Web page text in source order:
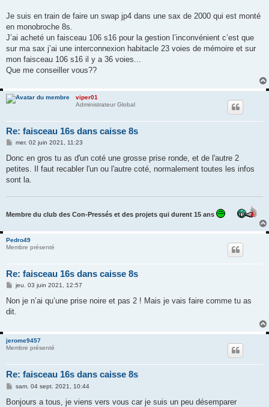
g
Je suis en train de faire un swap jp4 dans une sax de 2000 qui est monté
en monobroche 8s.
J’ai acheté un faisceau 106 s16 pour la gestion l’inconvénient c’est que
sur ma sax j’ai une interconnexion habitacle 23 voies de mémoire et sur
mon faisceau 106 s16 il y a 36 voies...
Que me conseiller vous??
viper01
Administrateur Global
Re: faisceau 16s dans caisse 8s
M
s
a
g
mer. 02 juin 2021, 11:23
Donc en gros tu as d'un coté une grosse prise ronde, et de l'autre 2
petites. Il faut recabler l'un ou l'autre coté, normalement toutes les infos
sont la.
Membre du club des Con-Pressés et des projets qui durent 15 ans
Pedro49
Membre présenté
Re: faisceau 16s dans caisse 8s
M
s
a
jeu. 03 juin 2021, 12:57
Non je n’ai qu’une prise noire et pas 2 ! Mais je vais faire comme tu as
dit.
jerome9457
Membre présenté
Re: faisceau 16s dans caisse 8s
M
s
sam. 04 sept. 2021, 10:44
Bonjours a tous, je viens vers vous car je suis un peu désemparer